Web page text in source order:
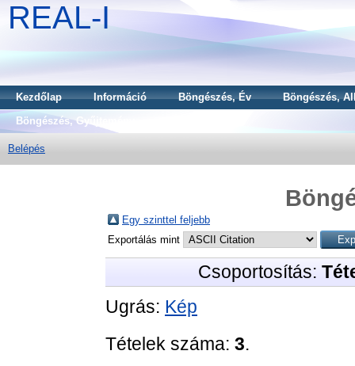
REAL-I
Kezdőlap Információ Böngészés, Év
Böngészés,
Böngészés, Gyűjtemény
Belépés
Egy szinttel feljebb
Exportálás mint
Csoportosítás:
Ugrás: Kép
Tételek száma: 3.